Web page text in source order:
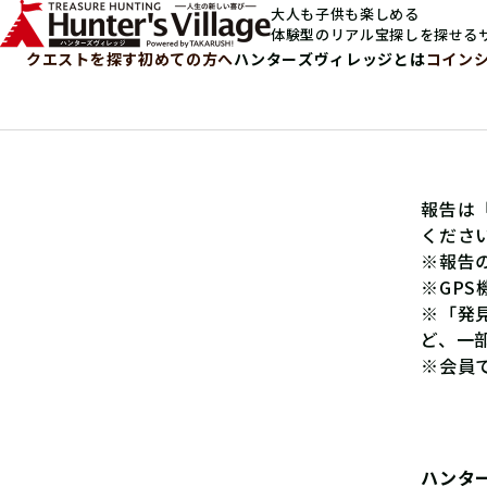
大人も子供も楽しめる
体験型のリアル宝探しを探せる
クエストを探す初めての方へハンターズヴィレッジとはコイン
報告は
くださ
※報告
※GPS
※「発
ど、一
※会員
ハンタ